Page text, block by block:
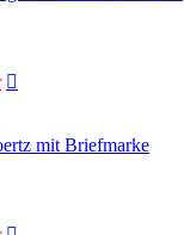
mit Briefmarke